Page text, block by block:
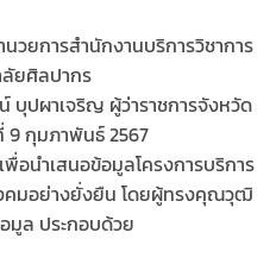
วยการสำนักงานบริการวิชาการ
ยศิลปากร
บุปผาเจริญ ผู้ว่าราชการจังหวัด
9 กุมภาพันธ์ 2567
นำเสนอข้อมูลโครงการบริการ
คมอย่างยั่งยืน โดยผู้ทรงคุณวุฒิ
มูล ประกอบด้วย